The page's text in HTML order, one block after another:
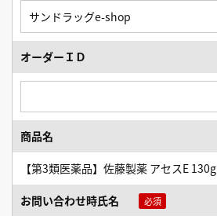
オーダーＩＤ
商品名
【第3類医薬品】佐藤製薬 アセスE 130g
お問い合わせ時氏名